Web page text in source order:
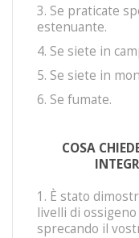
3. Se praticate
estenuante.
4. Se siete in
5. Se siete in
6. Se fumate.
COSA
1. È stato
livelli di
sprecando il